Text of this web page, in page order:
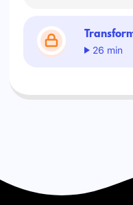
26 min